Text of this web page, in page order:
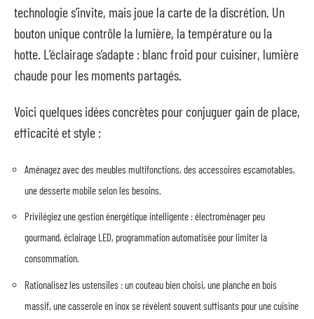
technologie s’invite, mais joue la carte de la discrétion. Un
bouton unique contrôle la lumière, la température ou la
hotte. L’éclairage s’adapte : blanc froid pour cuisiner, lumière
chaude pour les moments partagés.
Voici quelques idées concrètes pour conjuguer gain de place,
efficacité et style :
Aménagez avec des meubles multifonctions, des accessoires escamotables,
une desserte mobile selon les besoins.
Privilégiez une gestion énergétique intelligente : électroménager peu
gourmand, éclairage LED, programmation automatisée pour limiter la
consommation.
Rationalisez les ustensiles : un couteau bien choisi, une planche en bois
massif, une casserole en inox se révèlent souvent suffisants pour une cuisine